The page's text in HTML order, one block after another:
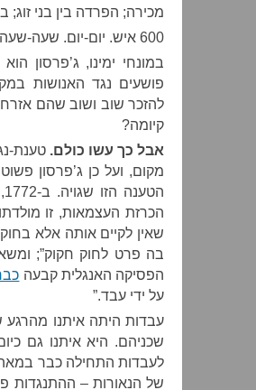
מכירה; הפרדה בין בני זוג;
600 איש. יום-יום. שעה-שעה.
במונחי ימינו, ג’פרסון
פושעים נגד האנושות
להזכר שוב ושוב שהם
קיומה?
אבל כך עשו כולם. טענת-
מקום, ועל כן ג’פרסון
הכרזת העצמאות, זו
שאין לקיים אותה אלא
בה פרט לחוק חקוק”;
הפסיקה האנגלית קבעה כבר
על ידי עבד.”
עבדות היתה איתנו
שכניהם. היא איתנו גם